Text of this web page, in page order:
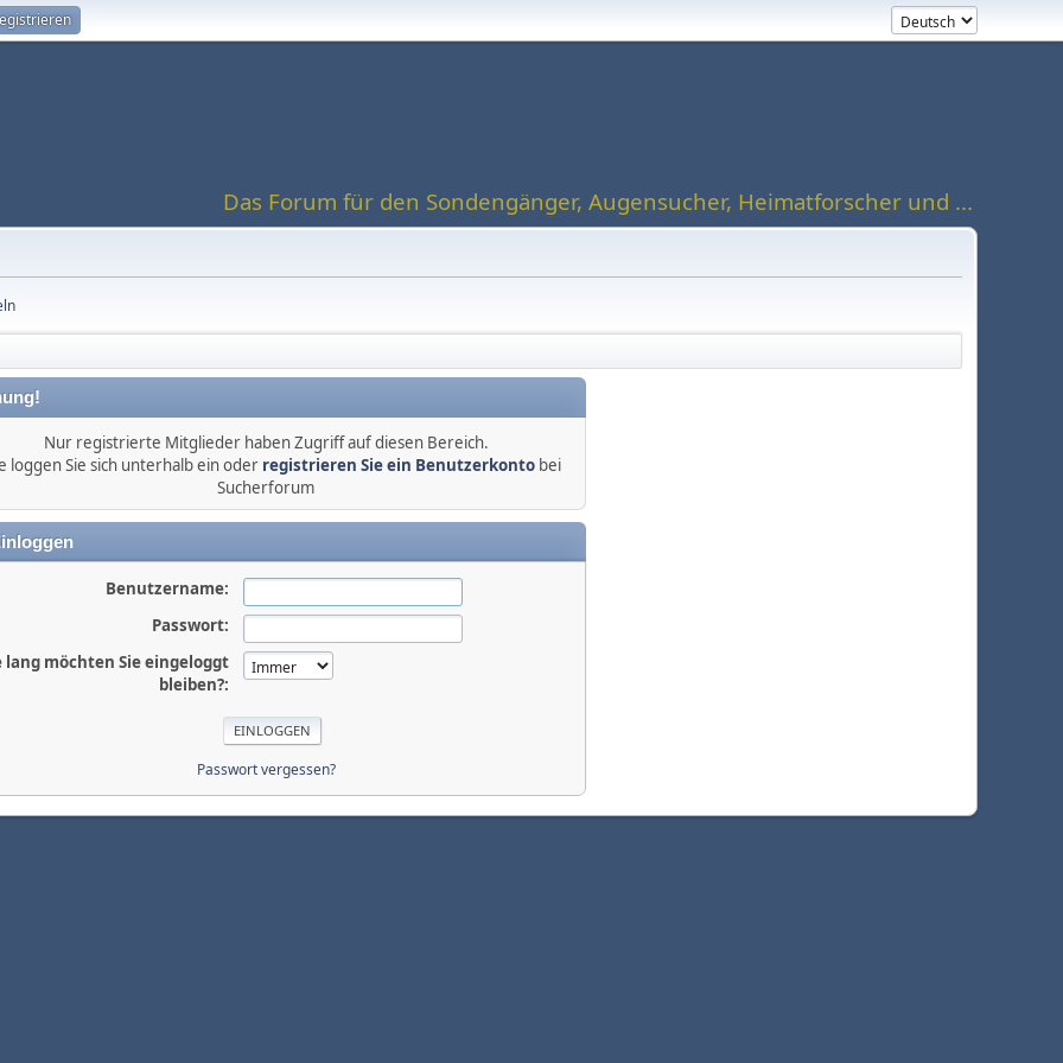
Das Forum für den Sondengänger, Augensucher, Heimatforscher und ...
Nur registrierte Mitglieder haben Zugriff auf diesen Bereich.
loggen Sie sich unterhalb ein oder registrieren Sie ein Benutzerkontobei
Sucherforum
Benutzername:
Passwort:
lang möchten Sie eingeloggt
bleiben?:
Passwort vergessen?